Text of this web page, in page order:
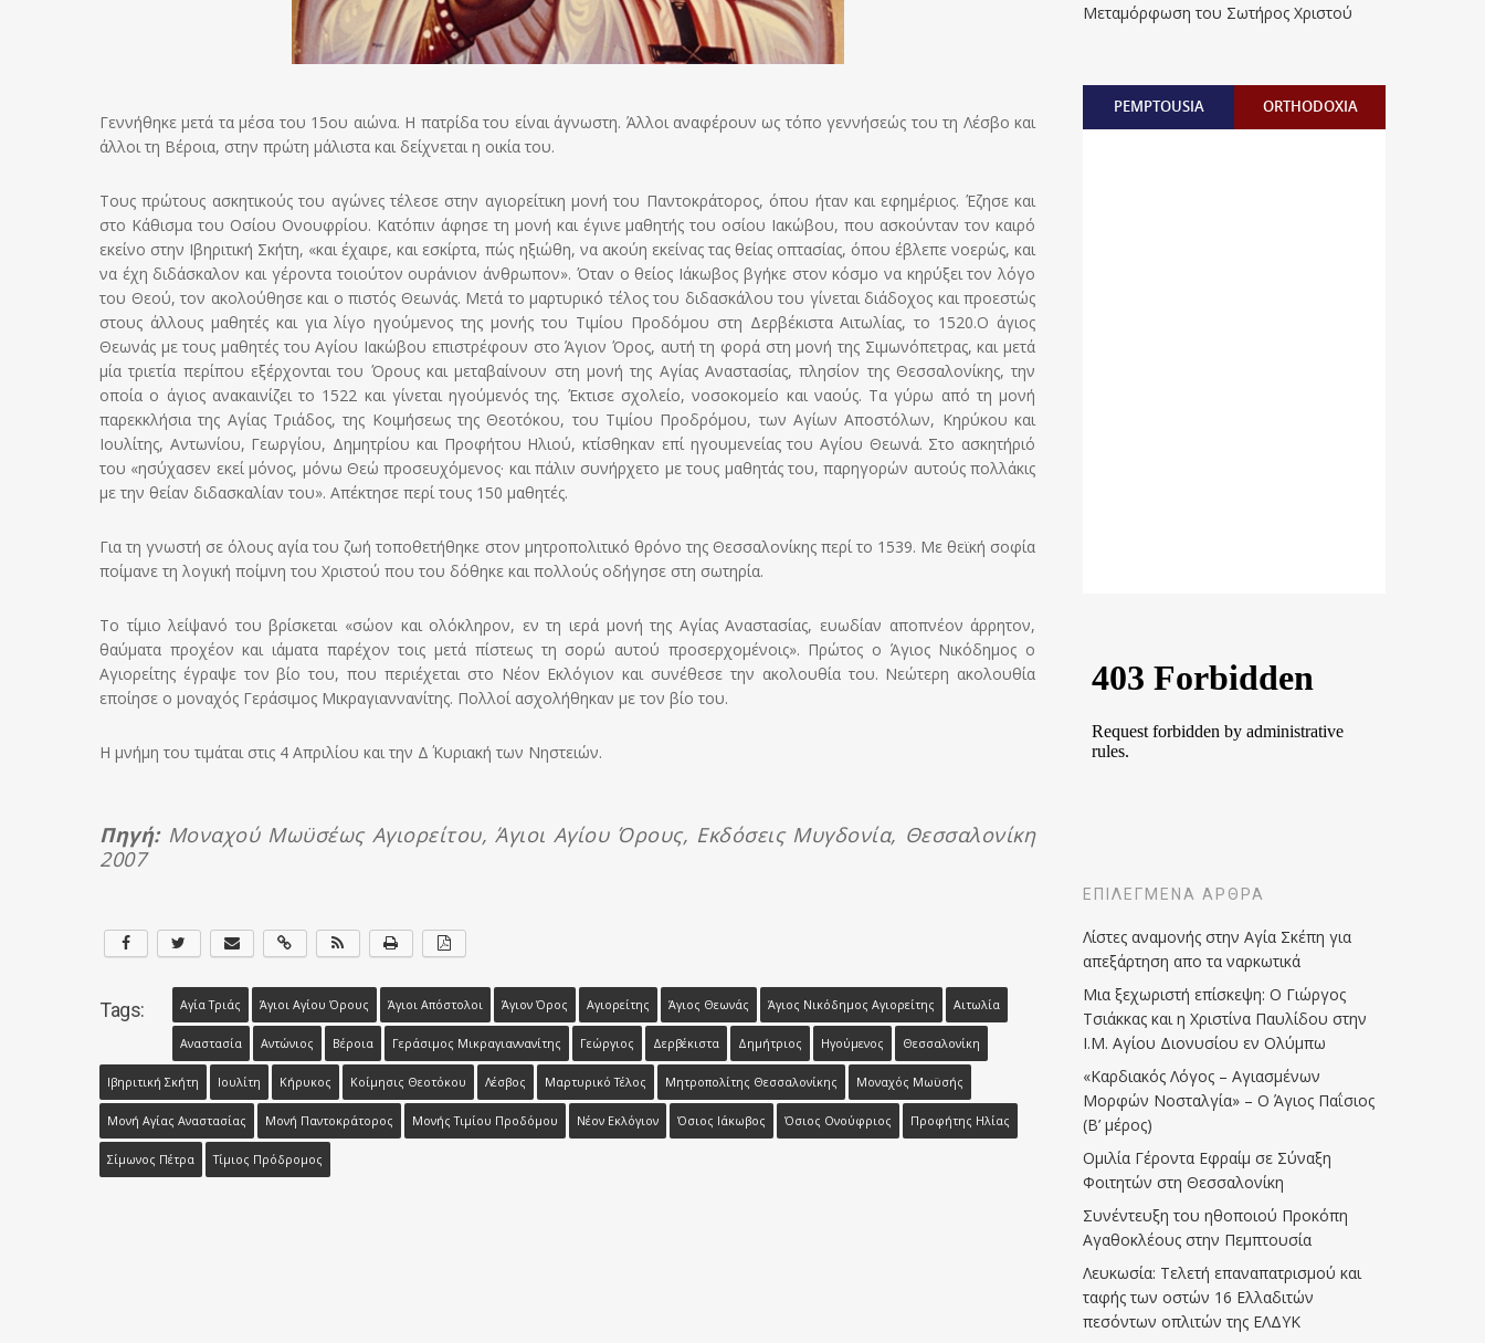
Γεννήθηκε μετά τα μέσα του 15ου αιώνα. Η πατρίδα του είναι άγνωστη. Άλλοι αναφέρουν ως τόπο γεννήσεώς του τη Λέσβο και
άλλοι τη Βέροια, στην πρώτη μάλιστα και δείχνεται η οικία του.
Τους πρώτους ασκητικούς του αγώνες τέλεσε στην αγιορείτικη μονή του Παντοκράτορος, όπου ήταν και εφημέριος. Έζησε και
στο Κάθισμα του Οσίου Ονουφρίου. Κατόπιν άφησε τη μονή και έγινε μαθητής του οσίου Ιακώβου, που ασκούνταν τον καιρό
εκείνο στην Ιβηριτική Σκήτη, «και έχαιρε, και εσκίρτα, πώς ηξιώθη, να ακούη εκείνας τας θείας οπτασίας, όπου έβλεπε νοερώς, και
να έχη διδάσκαλον και γέροντα τοιούτον ουράνιον άνθρωπον». Όταν ο θείος Ιάκωβος βγήκε στον κόσμο να κηρύξει τον λόγο
του Θεού, τον ακολούθησε και ο πιστός Θεωνάς. Μετά το μαρτυρικό τέλος του διδασκάλου του γίνεται διάδοχος και προεστώς
στους άλλους μαθητές και για λίγο ηγούμενος της μονής του Τιμίου Προδόμου στη Δερβέκιστα Αιτωλίας, το 1520.Ο άγιος
Θεωνάς με τους μαθητές του Αγίου Ιακώβου επιστρέφουν στο Άγιον Όρος, αυτή τη φορά στη μονή της Σιμωνόπετρας, και μετά
μία τριετία περίπου εξέρχονται του Όρους και μεταβαίνουν στη μονή της Αγίας Αναστασίας, πλησίον της Θεσσαλονίκης, την
οποία ο άγιος ανακαινίζει το 1522 και γίνεται ηγούμενός της. Έκτισε σχολείο, νοσοκομείο και ναούς. Τα γύρω από τη μονή
παρεκκλήσια της Αγίας Τριάδος, της Κοιμήσεως της Θεοτόκου, του Τιμίου Προδρόμου, των Αγίων Αποστόλων, Κηρύκου και
Ιουλίτης, Αντωνίου, Γεωργίου, Δημητρίου και Προφήτου Ηλιού, κτίσθηκαν επί ηγουμενείας του Αγίου Θεωνά. Στο ασκητήριό
του «ησύχασεν εκεί μόνος, μόνω Θεώ προσευχόμενος· και πάλιν συνήρχετο με τους μαθητάς του, παρηγορών αυτούς πολλάκις
με την θείαν διδασκαλίαν του». Απέκτησε περί τους 150 μαθητές.
Για τη γνωστή σε όλους αγία του ζωή τοποθετήθηκε στον μητροπολιτικό θρόνο της Θεσσαλονίκης περί το 1539. Με θεϊκή σοφία
ποίμανε τη λογική ποίμνη του Χριστού που του δόθηκε και πολλούς οδήγησε στη σωτηρία.
Το τίμιο λείψανό του βρίσκεται «σώον και ολόκληρον, εν τη ιερά μονή της Αγίας Αναστασίας, ευωδίαν αποπνέον άρρητον,
θαύματα προχέον και ιάματα παρέχον τοις μετά πίστεως τη σορώ αυτού προσερχομένοις». Πρώτος ο Άγιος Νικόδημος ο
Αγιορείτης έγραψε τον βίο του, που περιέχεται στο Νέον Εκλόγιον και συνέθεσε την ακολουθία του. Νεώτερη ακολουθία
εποίησε ο μοναχός Γεράσιμος Μικραγιαννανίτης. Πολλοί ασχολήθηκαν με τον βίο του.
Η μνήμη του τιμάται στις 4 Απριλίου και την Δ΄ Κυριακή των Νηστειών.
Πηγή:Μοναχού Μωϋσέως Αγιορείτου, Άγιοι Αγίου Όρους, Εκδόσεις Μυγδονία, Θεσσαλονίκη
2007
Tags: Αγία Τριάς Άγιοι Αγίου Όρους Άγιοι Απόστολοι Άγιον Όρος Αγιορείτης Άγιος Θεωνάς Άγιος Νικόδημος Αγιορείτης Αιτωλία
Αναστασία Αντώνιος Βέροια Γεράσιμος Μικραγιαννανίτης Γεώργιος Δερβέκιστα Δημήτριος Ηγούμενος Θεσσαλονίκη
Ιβηριτική Σκήτη Ιουλίτη Κήρυκος Κοίμησις Θεοτόκου Λέσβος Μαρτυρικό Τέλος Μητροπολίτης Θεσσαλονίκης Μοναχός Μωϋσής
Μονή Αγίας Αναστασίας Μονή Παντοκράτορος Μονής Τιμίου Προδόμου Νέον Εκλόγιον Όσιος Ιάκωβος Όσιος Ονούφριος Προφήτης Ηλίας
Σίμωνος Πέτρα Τίμιος Πρόδρομος
Μεταμόρφωση του Σωτήρος Χριστού
PEMPTOUSIA ORTHODOXIA
ΕΠΙΛΕΓΜΈΝΑ ΆΡΘΡΑ
Λίστες αναμονής στην Αγία Σκέπη για
απεξάρτηση απο τα ναρκωτικά
Μια ξεχωριστή επίσκεψη: Ο Γιώργος
Τσιάκκας και η Χριστίνα Παυλίδου στην
Ι.Μ. Αγίου Διονυσίου εν Ολύμπω
«Καρδιακός Λόγος – Αγιασμένων
Μορφών Νοσταλγία» – Ο Άγιος Παΐσιος
(Β’ μέρος)
Ομιλία Γέροντα Εφραίμ σε Σύναξη
Φοιτητών στη Θεσσαλονίκη
Συνέντευξη του ηθοποιού Προκόπη
Αγαθοκλέους στην Πεμπτουσία
Λευκωσία: Τελετή επαναπατρισμού και
ταφής των οστών 16 Ελλαδιτών
πεσόντων οπλιτών της ΕΛΔΥΚ